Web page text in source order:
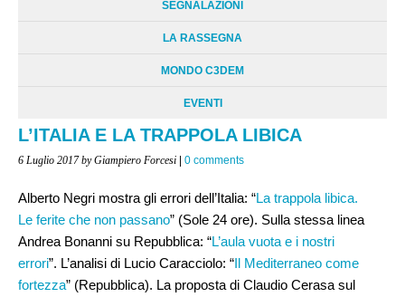
SEGNALAZIONI
LA RASSEGNA
MONDO C3DEM
EVENTI
L’ITALIA E LA TRAPPOLA LIBICA
6 Luglio 2017 by Giampiero Forcesi | 0 comments
Alberto Negri mostra gli errori dell’Italia: “La trappola libica.
Le ferite che non passano” (Sole 24 ore). Sulla stessa linea
Andrea Bonanni su Repubblica: “L’aula vuota e i nostri
errori”. L’analisi di Lucio Caracciolo: “Il Mediterraneo come
fortezza” (Repubblica). La proposta di Claudio Cerasa sul